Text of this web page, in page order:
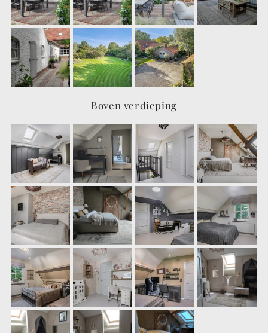
Boven verdieping